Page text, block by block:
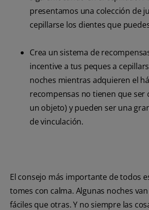
presentamos una colección de
cepillarse los dientes que
Crea un sistema de
incentive a tus peques a
noches mientras adquieren el
recompensas no tienen que ser
un objeto) y pueden ser una
de vinculación.
El consejo más importante de todos
tomes con calma. Algunas noches
fáciles que otras. Y no siempre las